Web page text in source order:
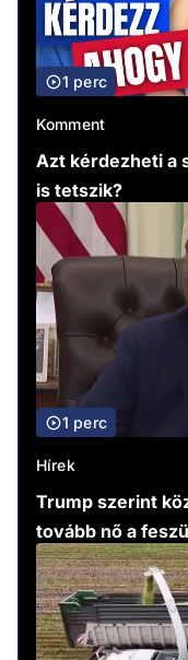
1 perc
Komment
Azt kérdezheti a
is tetszik?
1 perc
Hírek
Trump szerint
tovább nő a